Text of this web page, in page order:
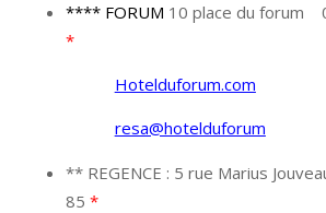
**** FORUM 10 place du forum
*
Hotelduforum.com
resa@hotelduforum
** REGENCE : 5 rue Marius
85 *